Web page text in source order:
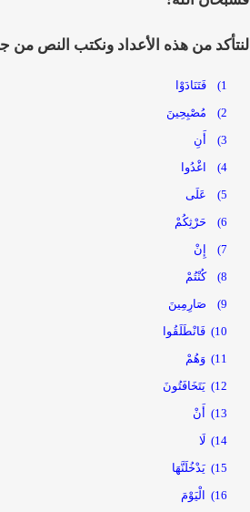
لنتأكد من هذه الأعداد ونكتب النص من
1)
فَتَنَادَوْا
2)
مُصْبِحِينَ
3)
أَنِ
4)
اغْدُوا
5)
عَلَى
6)
حَرْثِكُمْ
7)
إِنْ
8)
كُنْتُمْ
9)
صَارِمِينَ
10)
فَانْطَلَقُوا
11)
وَهُمْ
12)
يَتَخَافَتُونَ
13)
أَنْ
14)
لَا
15)
يَدْخُلَنَّهَا
16)
الْيَوْمَ